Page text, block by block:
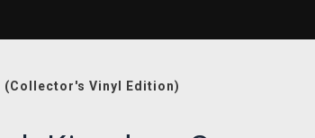
(Collector's Vinyl Edition)